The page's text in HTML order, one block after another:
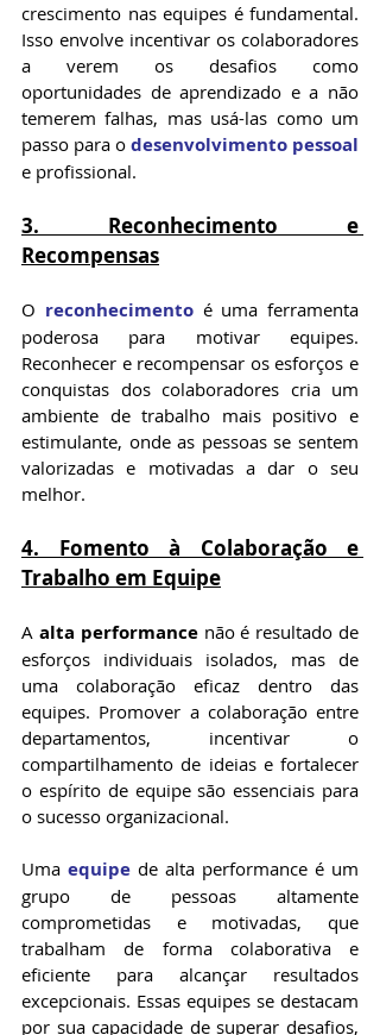
crescimento nas equipes é fundamental.
Isso envolve incentivar os colaboradores
a verem os desafios como
oportunidades de aprendizado e a não
temerem falhas, mas usá-las como um
passo para o desenvolvimento pessoal
e profissional.
3. Reconhecimento e
Recompensas
O reconhecimento é uma ferramenta
poderosa para motivar equipes.
Reconhecer e recompensar os esforços e
conquistas dos colaboradores cria um
ambiente de trabalho mais positivo e
estimulante, onde as pessoas se sentem
valorizadas e motivadas a dar o seu
melhor.
4. Fomento à Colaboração e
Trabalho em Equipe
A alta performance não é resultado de
esforços individuais isolados, mas de
uma colaboração eficaz dentro das
equipes. Promover a colaboração entre
departamentos, incentivar o
compartilhamento de ideias e fortalecer
o espírito de equipe são essenciais para
o sucesso organizacional.
Uma equipe de alta performance é um
grupo de pessoas altamente
comprometidas e motivadas, que
trabalham de forma colaborativa e
eficiente para alcançar resultados
excepcionais. Essas equipes se destacam
por sua capacidade de superar desafios,